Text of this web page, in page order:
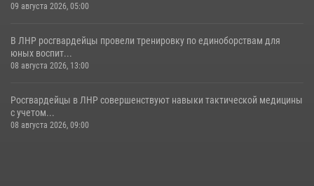
09 августа 2026, 05:00
В ЛНР росгвардейцы провели тренировку по единоборствам для
юных воспит...
08 августа 2026, 13:00
Росгвардейцы в ЛНР совершенствуют навыки тактической медицины
с учетом...
08 августа 2026, 09:00